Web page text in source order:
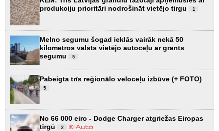
produkciju prioritāri nodrošināt vietējo tirgu
1
Melno segumu šogad ieklās vairāk nekā 50
kilometros valsts vietējo autoceļu ar grants
segumu
5
Pabeigta trīs reģionālo veloceļu izbūve (+ FOTO)
5
No 66 000 eiro - Dodge Charger atgriežas Eiropas
tirgū
2